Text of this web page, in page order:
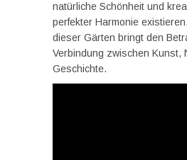
natürliche Schönheit und
perfekter Harmonie
dieser Gärten bringt den
Verbindung zwischen Kunst,
Geschichte.